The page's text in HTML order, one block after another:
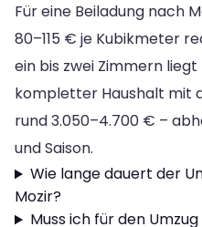
Für eine Beiladung nach
80–115 € je Kubikmeter
ein bis zwei Zimmern
kompletter Haushalt mit
rund 3.050–4.700 € –
und Saison.
Wie lange dauert der
Mozir?
Muss ich für den